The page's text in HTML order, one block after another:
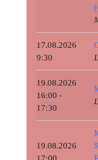
17.08.2026
9:30
19.08.2026
16:00 -
17:30
19.08.2026
17:00